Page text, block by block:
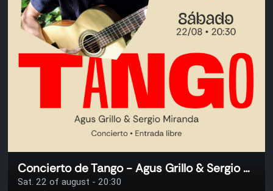
Concierto de Tango - Agus Grillo & Sergio Miranda
Sat. 22 of august - 20:30